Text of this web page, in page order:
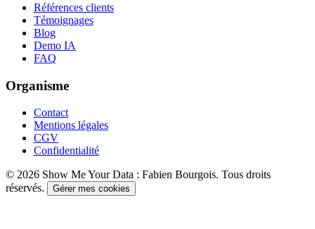
Références clients
Témoignages
Blog
Demo IA
FAQ
Organisme
Contact
Mentions légales
CGV
Confidentialité
© 2026 Show Me Your Data : Fabien Bourgois. Tous droits
réservés.
Gérer mes cookies